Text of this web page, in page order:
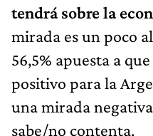
tendrá sobre la
mirada es un poco
56,5% apuesta a
positivo para la
una mirada
sabe/no contenta.